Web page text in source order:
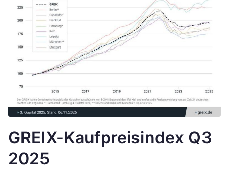
GREIX-Kaufpreisindex Q3
2025